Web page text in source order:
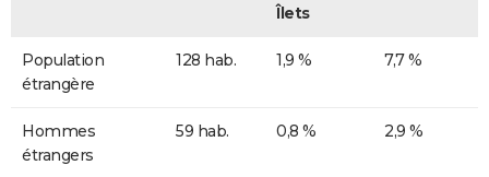
Îlets
Population
étrangère
128 hab. 1,9 % 7,7 %
Hommes
étrangers
59 hab. 0,8 % 2,9 %